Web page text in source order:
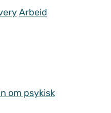
Arbeid
om psykisk